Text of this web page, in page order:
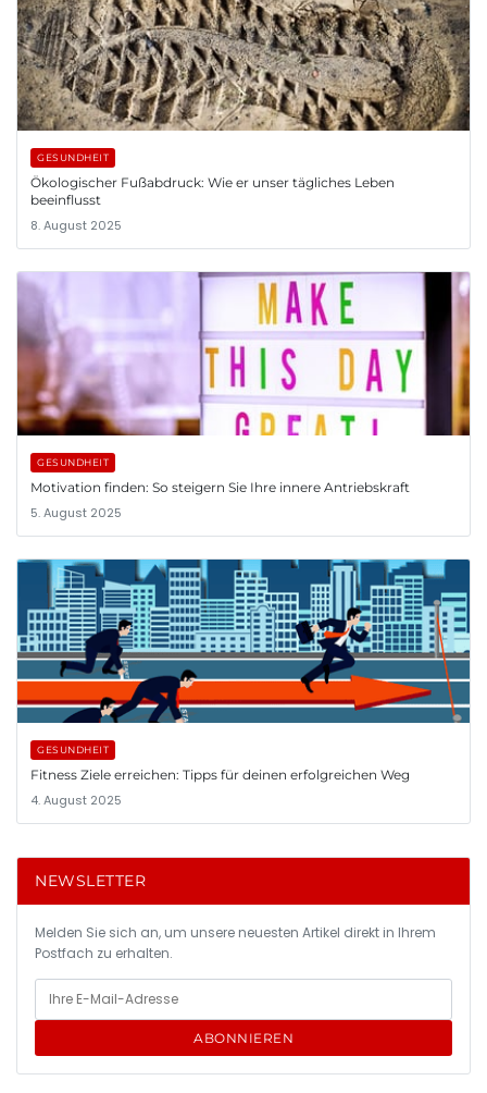
GESUNDHEIT
Ökologischer Fußabdruck: Wie er unser tägliches Leben
beeinflusst
8. August 2025
GESUNDHEIT
Motivation finden: So steigern Sie Ihre innere Antriebskraft
5. August 2025
GESUNDHEIT
Fitness Ziele erreichen: Tipps für deinen erfolgreichen Weg
4. August 2025
NEWSLETTER
Melden Sie sich an, um unsere neuesten Artikel direkt in Ihrem
Postfach zu erhalten.
ABONNIEREN